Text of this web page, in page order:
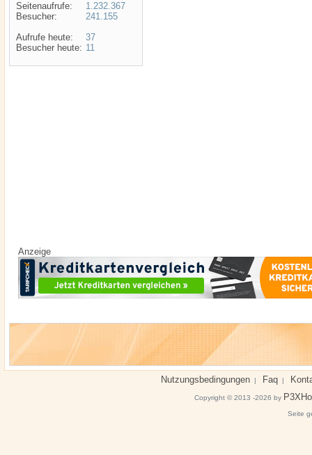
Seitenaufrufe:
Besucher:
Aufrufe heute:
Besucher heute:
1.232.367
241.155
37
11
Anzeige
Nutzungsbedingungen | Faq |
Copyright © 2013 -2026 by
Seite